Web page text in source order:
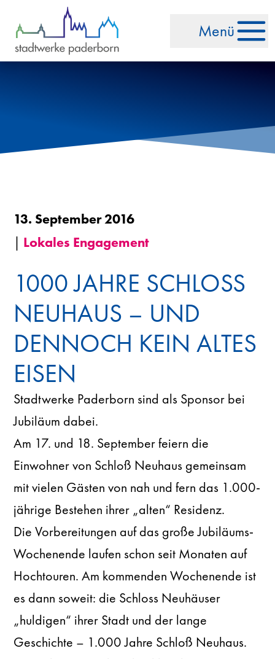
Zum Inhalt springen
Menü
13. September 2016
| Lokales Engagement
1000 JAHRE SCHLOSS N
EUHAUS – UND D
ENNOCH KEIN ALTES E
ISEN
Stadtwerke Paderborn sind als Sponsor bei
Jubiläum dabei.
Am 17. und 18. September feiern die
Einwohner von Schloß Neuhaus gemeinsam
mit vielen Gästen von nah und fern das 1.000-
jährige Bestehen ihrer „alten“ Residenz.
Die Vorbereitungen auf das große Jubiläums-
Wochenende laufen schon seit Monaten auf
Hochtouren. Am kommenden Wochenende ist
es dann soweit: die Schloss Neuhäuser
„huldigen“ ihrer Stadt und der lange
Geschichte – 1.000 Jahre Schloß Neuhaus.